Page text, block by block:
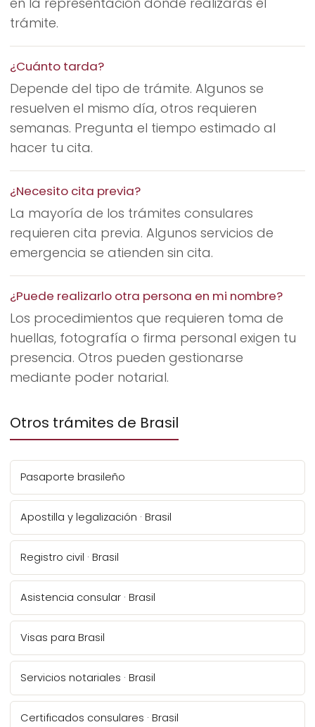
trámite.
¿Cuánto tarda?
Depende del tipo de trámite. Algunos se
resuelven el mismo día, otros requieren
semanas. Pregunta el tiempo estimado al
hacer tu cita.
¿Necesito cita previa?
La mayoría de los trámites consulares
requieren cita previa. Algunos servicios de
emergencia se atienden sin cita.
¿Puede realizarlo otra persona en mi nombre?
Los procedimientos que requieren toma de
huellas, fotografía o firma personal exigen tu
presencia. Otros pueden gestionarse
mediante poder notarial.
Otros trámites de Brasil
Pasaporte brasileño
Apostilla y legalización · Brasil
Registro civil · Brasil
Asistencia consular · Brasil
Visas para Brasil
Servicios notariales · Brasil
Certificados consulares · Brasil